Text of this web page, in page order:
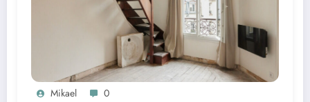
Mikael 0